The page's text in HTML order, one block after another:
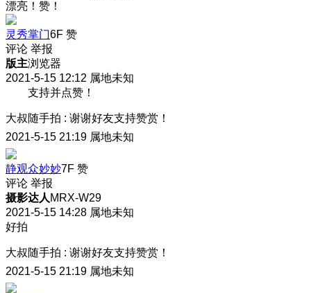
漂亮！赞！
灵秀掌门6F 赞
评论 举报
版主浏览器
2021-5-15 12:12 属地未知
支持并点赞！
大叔随手拍 : 谢谢好友支持赞赏！
2021-5-15 21:19 属地未知
静观众妙妙7F 赞
评论 举报
摄影达人 MRX-W29
2021-5-15 14:28 属地未知
好拍
大叔随手拍 : 谢谢好友支持赞赏！
2021-5-15 21:19 属地未知